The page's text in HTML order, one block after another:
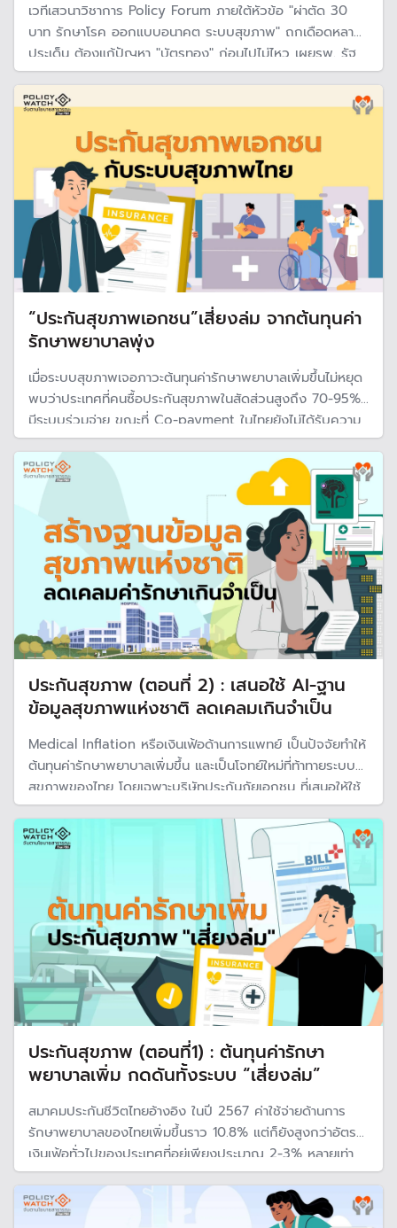
เวทีเสวนาวิชาการ Policy Forum ภายใต้หัวข้อ "ผ่าตัด 30
บาท รักษาโรค ออกแบบอนาคต ระบบสุขภาพ" ถกเดือดหลาย
ประเด็น ต้องแก้ปัญหา "บัตรทอง" ก่อนไปไม่ไหว เผยรพ. รัฐ
ขาดสภาพคล่อง 400 แห่งติดลบ การจัดสรรงบไม่สะท้อน
ต้นทุนจริง ขณะที่ระบบ Point System ทำเงิน รพ.หดหาย
เรียกเก็บ 200 บาท ได้แค่ 16 บาท
“ประกันสุขภาพเอกชน”เสี่ยงล่ม จากต้นทุนค่า
รักษาพยาบาลพุ่ง
เมื่อระบบสุขภาพเจอภาวะต้นทุนค่ารักษาพยาบาลเพิ่มขึ้นไม่หยุด
พบว่าประเทศที่คนซื้อประกันสุขภาพในสัดส่วนสูงถึง 70-95%
มีระบบร่วมจ่าย ขณะที่ Co-payment ในไทยยังไม่ได้รับความ
นิยม ทำให้เป็นประเด็นท้าทายสำหรับระบบสุขภาพไทยจะไปรอด
หรือ ยั่งยืนได้อย่างไร
ประกันสุขภาพ (ตอนที่ 2) : เสนอใช้ AI-ฐาน
ข้อมูลสุขภาพแห่งชาติ ลดเคลมเกินจำเป็น
Medical Inflation หรือเงินเฟ้อด้านการแพทย์ เป็นปัจจัยทำให้
ต้นทุนค่ารักษาพยาบาลเพิ่มขึ้น และเป็นโจทย์ใหม่ที่ท้าทายระบบ
สุขภาพของไทย โดยเฉพาะบริษัทประกันภัยเอกชน ที่เสนอให้ใช้
เอไอและสร้างฐานข้อมูลสุขภาพ เพื่อลดปัญหาการเคลมค่ารักษา
ที่เกินจำเป็น
ประกันสุขภาพ (ตอนที่1) : ต้นทุนค่ารักษา
พยาบาลเพิ่ม กดดันทั้งระบบ “เสี่ยงล่ม”
สมาคมประกันชีวิตไทยอ้างอิง ในปี 2567 ค่าใช้จ่ายด้านการ
รักษาพยาบาลของไทยเพิ่มขึ้นราว 10.8% แต่ก็ยังสูงกว่าอัตรา
เงินเฟ้อทั่วไปของประเทศที่อยู่เพียงประมาณ 2-3% หลายเท่า
ตัว ทำให้ทุกปีค่ารักษาพยาบาลกำลังเพิ่มขึ้นเร็วกว่าราคาสินค้า
และบริการอื่น ๆ อย่างมีนัยสำคัญ นั่นหมายถึงระบบประกัน
สุขภาพเอกชน กำลังเผชิญ